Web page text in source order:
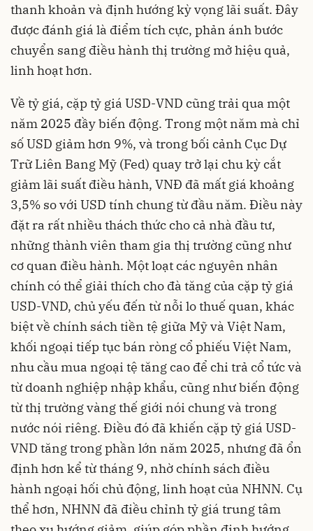
thanh khoản và định hướng kỳ vọng lãi suất. Đây
được đánh giá là điểm tích cực, phản ánh bước
chuyển sang điều hành thị trường mở hiệu quả,
linh hoạt hơn.
Về tỷ giá, cặp tỷ giá USD-VND cũng trải qua một
năm 2025 đầy biến động. Trong một năm mà chỉ
số USD giảm hơn 9%, và trong bối cảnh Cục Dự
Trữ Liên Bang Mỹ (Fed) quay trở lại chu kỳ cắt
giảm lãi suất điều hành, VNĐ đã mất giá khoảng
3,5% so với USD tính chung từ đầu năm. Điều này
đặt ra rất nhiều thách thức cho cả nhà đầu tư,
những thành viên tham gia thị trường cũng như
cơ quan điều hành. Một loạt các nguyên nhân
chính có thể giải thích cho đà tăng của cặp tỷ giá
USD-VND, chủ yếu đến từ nỗi lo thuế quan, khác
biệt về chính sách tiền tệ giữa Mỹ và Việt Nam,
khối ngoại tiếp tục bán ròng cổ phiếu Việt Nam,
nhu cầu mua ngoại tệ tăng cao để chi trả cổ tức và
từ doanh nghiệp nhập khẩu, cũng như biến động
từ thị trường vàng thế giới nói chung và trong
nước nói riêng. Điều đó đã khiến cặp tỷ giá USD-
VND tăng trong phần lớn năm 2025, nhưng đã ổn
định hơn kể từ tháng 9, nhờ chính sách điều
hành ngoại hối chủ động, linh hoạt của NHNN. Cụ
thể hơn, NHNN đã điều chỉnh tỷ giá trung tâm